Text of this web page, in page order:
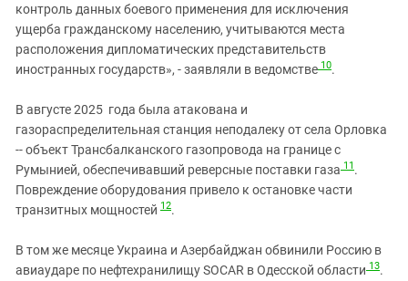
контроль данных боевого применения для исключения
ущерба гражданскому населению, учитываются места
расположения дипломатических представительств
иностранных государств», - заявляли в ведомстве 10.
В августе 2025 года была атакована и
газораспределительная станция неподалеку от села Орловка
-- объект Трансбалканского газопровода на границе с
Румынией, обеспечивавший реверсные поставки газа 11 .
Повреждение оборудования привело к остановке части
транзитных мощностей 12.
В том же месяце Украина и Азербайджан обвинили Россию в
авиаударе по нефтехранилищу SOCAR в Одесской области 13.